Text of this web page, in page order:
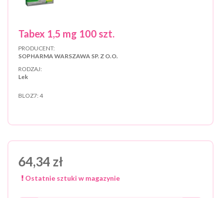
Tabex 1,5 mg 100 szt.
PRODUCENT:
SOPHARMA WARSZAWA SP. Z O.O.
RODZAJ:
Lek
BLOZ7: 4
64,34 zł
Ostatnie sztuki w magazynie